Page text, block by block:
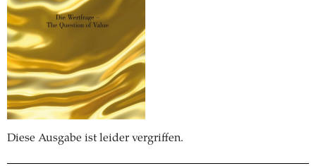
Diese Ausgabe ist leider vergriffen.